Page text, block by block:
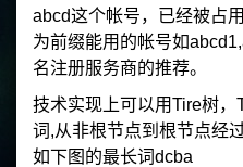
abcd这个帐号，已经被占
为前缀能用的帐号如
名注册服务商的推荐。
技术实现上可以用Tire树
词,从非根节点到根节点经
如下图的最长词dcba